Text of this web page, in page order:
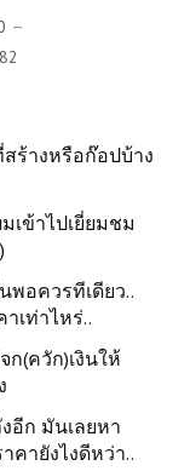
ร้างหรือก๊อปบ้าง
เข้าไปเยี่ยมชม
พอควรทีเดียว..
เท่าไหร่..
(ควัก)เงินให้
อีก มันเลยหา
คายังไงดีหว่า..